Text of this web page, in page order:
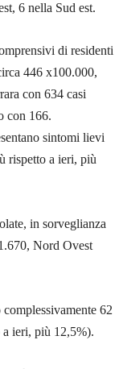
6 nella Sud est.
di residenti
446 x100.000,
con 634 casi
con 166.
sintomi lievi
rispetto a ieri, più
in sorveglianza
Nord Ovest
62
ieri, più 12,5%).